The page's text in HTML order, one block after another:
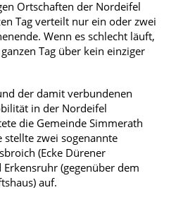
Ortschaften der Nordeifel
Tag verteilt nur ein oder zwei
Wenn es schlecht läuft,
Tag über kein einziger
der damit verbundenen
in der Nordeifel
die Gemeinde Simmerath
zwei sogenannte
(Ecke Dürener
(gegenüber dem
auf.